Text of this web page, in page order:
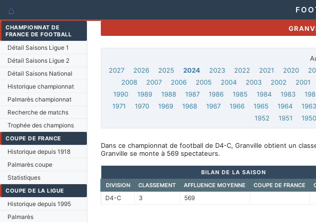
⌂
CHAMPIONNAT DE
FRANCE DE FOOTBALL
Détail Saisons Ligue 1
Détail Saisons Ligue 2
Détail Saisons National
Historique championnat
Palmarès championnat
Recherche de matchs
Trophée des champions
COUPE DE FRANCE
Historique depuis 1918
Palmarès coupe
Statistiques
COUPE DE LA LIGUE
Historique depuis 1995
Palmarès
2027
2026 2025 2024 2023 2022 2021 2020
2008
2007 2006 2005 2004 2003 2002 2001
1990
1989 1988 1987 1986 1985 1984 1983
1971
1970 1969 1968 1967 1966 1965 1964 1963
1952
1951 1950
Dans ce championnat de football de D4-C, Granville obtient un
Granville se monte à 569 spectateurs.
BILAN DE LA SAISON
DIVISION
CLASSEMENT AFFLUENCE MOYENNE COUPE DE FRANCE
D4-C 3 569